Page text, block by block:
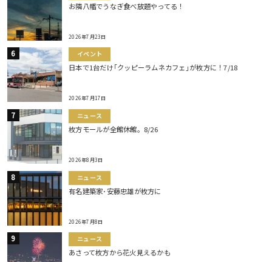
お隣八幡でうなぎ食べ放題やってる！
2026年7月23日
イベント
日本で1台だけ｢クッピーラムネカフェ｣が枚方に！7/18
2026年7月17日
ニュース
枚方モールが全館休館。8/26
2026年8月3日
ニュース
有名建築家･安藤忠雄が枚方に
2026年7月8日
ニュース
あさって枚方から花火見えるかも